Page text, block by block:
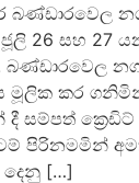
බණ්ඩාරවෙල
26 සහ 27
බණ්ඩාරවෙල
මූලික කර
දී සම්පත්
පිරිනමමින්
දෙනු […]